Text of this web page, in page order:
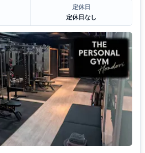
定休日
定休日なし